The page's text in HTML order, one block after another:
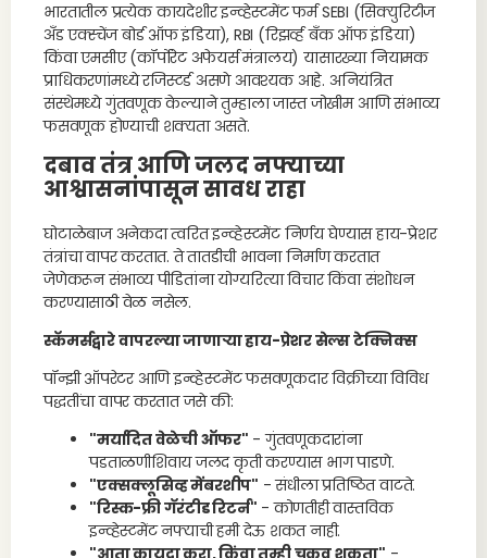
भारतातील प्रत्येक कायदेशीर इन्व्हेस्टमेंट फर्म SEBI (सिक्युरिटीज
अँड एक्स्चेंज बोर्ड ऑफ इंडिया), RBI (रिझर्व्ह बँक ऑफ इंडिया)
किंवा एमसीए (कॉर्पोरेट अफेयर्स मंत्रालय) यासारख्या नियामक
प्राधिकरणांमध्ये रजिस्टर्ड असणे आवश्यक आहे. अनियंत्रित
संस्थेमध्ये गुंतवणूक केल्याने तुम्हाला जास्त जोखीम आणि संभाव्य
फसवणूक होण्याची शक्यता असते.
दबाव तंत्र आणि जलद नफ्याच्या
आश्वासनांपासून सावध राहा
घोटाळेबाज अनेकदा त्वरित इन्व्हेस्टमेंट निर्णय घेण्यास हाय-प्रेशर
तंत्रांचा वापर करतात. ते तातडीची भावना निर्माण करतात
जेणेकरून संभाव्य पीडितांना योग्यरित्या विचार किंवा संशोधन
करण्यासाठी वेळ नसेल.
स्कॅमर्सद्वारे वापरल्या जाणाऱ्या हाय-प्रेशर सेल्स टेक्निक्स
पॉन्झी ऑपरेटर आणि इन्व्हेस्टमेंट फसवणूकदार विक्रीच्या विविध
पद्धतींचा वापर करतात जसे की:
"मर्यादित वेळेची ऑफर" - गुंतवणूकदारांना
पडताळणीशिवाय जलद कृती करण्यास भाग पाडणे.
"एक्सक्लूसिव्ह मेंबरशीप" - संधीला प्रतिष्ठित वाटते.
"रिस्क-फ्री गॅरंटीड रिटर्न" - कोणतीही वास्तविक
इन्व्हेस्टमेंट नफ्याची हमी देऊ शकत नाही.
"आता कायदा करा, किंवा तुम्ही चुकवू शकता" -